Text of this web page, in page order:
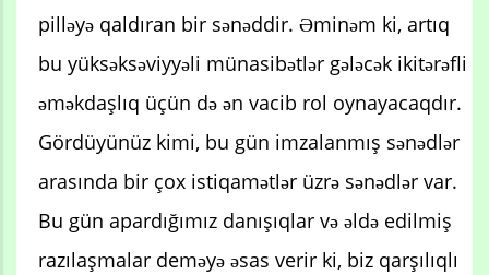
pilləyə qaldıran bir sənəddir. Əminəm ki, artıq
bu yüksəksəviyyəli münasibətlər gələcək ikitərəfli
əməkdaşlıq üçün də ən vacib rol oynayacaqdır.
Gördüyünüz kimi, bu gün imzalanmış sənədlər
arasında bir çox istiqamətlər üzrə sənədlər var.
Bu gün apardığımız danışıqlar və əldə edilmiş
razılaşmalar deməyə əsas verir ki, biz qarşılıqlı